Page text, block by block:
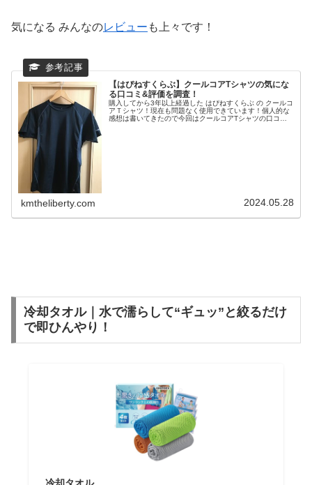
気になる みんなのレビュー も上々です！
【はぴねすくらぶ】クールコアTシャツの気にな
る口コミ&評価を調査！
購入してから3年以上経過した はぴねすくらぶ の クールコ
アＴシャツ！現在も問題なく使用できています！個人的な
感想は書いてきたので今回はクールコアTシャツの口コミ
kmtheliberty.com 2024.05.28
冷却タオル｜水で濡らして“ギュッ”と絞るだけ
で即ひんやり！